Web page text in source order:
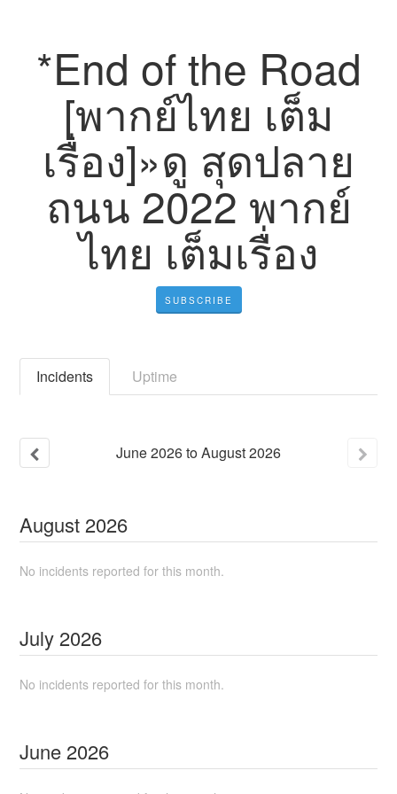
*End of the Road
[พากย์ไทย เต็ม
เรื่อง]»ดู สุดปลาย
ถนน 2022 พากย์
ไทย เต็มเรื่อง
SUBSCRIBE
Incidents Uptime
June2026toAugust2026
August 2026
No incidents reported for this month.
July 2026
No incidents reported for this month.
June 2026